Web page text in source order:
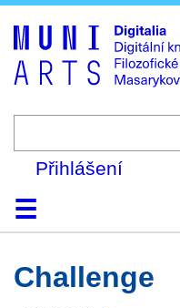
Přihlášení
DomůKolekce
Prohlížení
Vyhledávání
O
Challenge